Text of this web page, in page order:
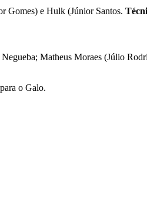
Gomes) e Hulk (Júnior Santos.
Matheus Moraes (Júlio
o Galo.